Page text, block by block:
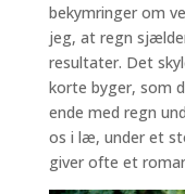
bekymringer om
jeg, at regn
resultater. Det
korte byger, som
ende med regn
os i læ, under et
giver ofte et